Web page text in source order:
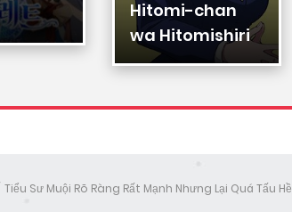
Hitomi-chan
wa Hitomishiri
Tiểu Sư Muội Rõ Ràng Rất Mạnh Nhưng Lại Quá Tấu Hề